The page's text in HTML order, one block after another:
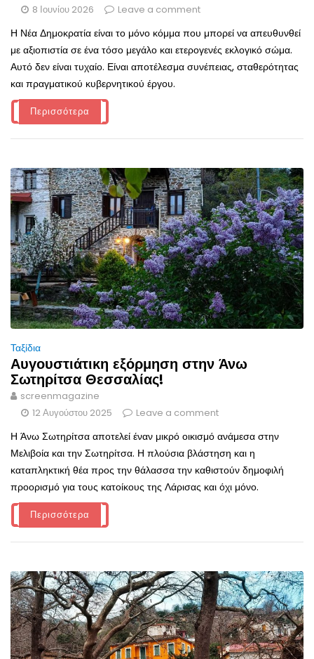
8 Ιουνίου 2026
Leave a comment
Η Νέα Δημοκρατία είναι το μόνο κόμμα που μπορεί να απευθυνθεί
με αξιοπιστία σε ένα τόσο μεγάλο και ετερογενές εκλογικό σώμα.
Αυτό δεν είναι τυχαίο. Είναι αποτέλεσμα συνέπειας, σταθερότητας
και πραγματικού κυβερνητικού έργου.
Περισσότερα
Ταξίδια
Αυγουστιάτικη εξόρμηση στην Άνω
Σωτηρίτσα Θεσσαλίας!
screenmagazine
12 Αυγούστου 2025
Leave a comment
Η Άνω Σωτηρίτσα αποτελεί έναν μικρό οικισμό ανάμεσα στην
Μελιβοία και την Σωτηρίτσα. Η πλούσια βλάστηση και η
καταπληκτική θέα προς την θάλασσα την καθιστούν δημοφιλή
προορισμό για τους κατοίκους της Λάρισας και όχι μόνο.
Περισσότερα